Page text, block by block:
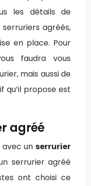
les détails de
agréés,
en place. Pour
faudra vous
mais aussi de
qu’il propose est
agréé
avec un serrurier
serrurier agréé
ont choisi ce